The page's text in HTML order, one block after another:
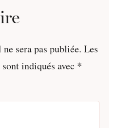
sera pas publiée. Les
indiqués avec *